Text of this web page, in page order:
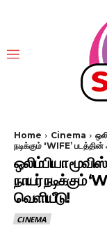
Home Cinema
நடிக்கும் 'WIFE’ படத்தின்
ஒலிம்பியா
நாயர் நடிக்கும்
வெளியீடு!
CINEMA